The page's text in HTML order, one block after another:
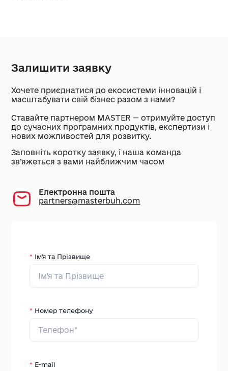
Залишити заявку
Хочете приєднатися до екосистеми інновацій і
масштабувати свій бізнес разом з нами?
Ставайте партнером MASTER — отримуйте доступ
до сучасних програмних продуктів, експертизи і
нових можливостей для розвитку.
Заповніть коротку заявку, і наша команда
зв’яжеться з вами найближчим часом
Електронна пошта
partners@masterbuh.com
* Ім'я та Прізвище
* Номер телефону
* E-mail